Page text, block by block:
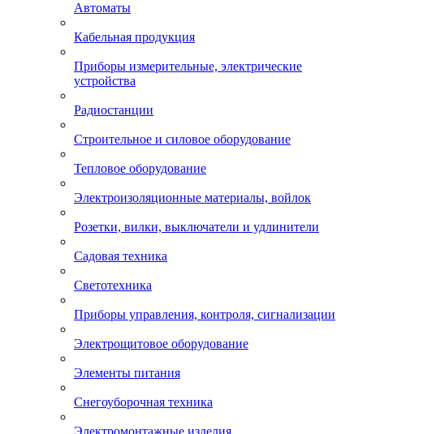
Автоматы
Кабельная продукция
Приборы измерительные, электрические
устройства
Радиостанции
Строительное и силовое оборудование
Тепловое оборудование
Электроизоляционные материалы, войлок
Розетки, вилки, выключатели и удлинители
Садовая техника
Светотехника
Приборы управления, контроля, сигнализации
Электрощитовое оборудование
Элементы питания
Снегоуборочная техника
Электромонтажные изделия